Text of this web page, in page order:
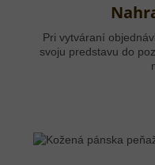
Pri vytváraní
svoju predstavu do